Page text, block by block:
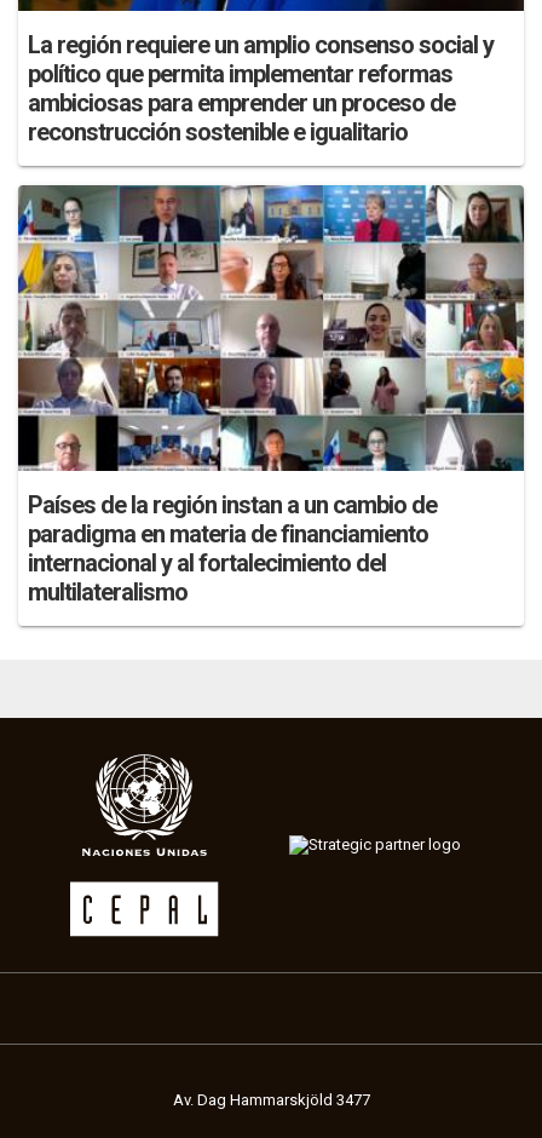
La región requiere un amplio consenso social y
político que permita implementar reformas
ambiciosas para emprender un proceso de
reconstrucción sostenible e igualitario
Países de la región instan a un cambio de
paradigma en materia de financiamiento
internacional y al fortalecimiento del
multilateralismo
Av. Dag Hammarskjöld 3477